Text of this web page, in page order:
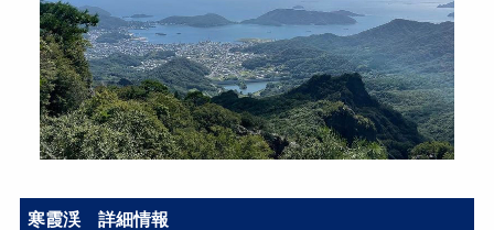
寒霞渓 詳細情報